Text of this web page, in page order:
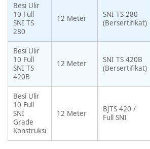
Besi Ulir
10 Full
SNI TS
280
12 Meter
SNI TS 280
(Bersertifikat)
Besi Ulir
10 Full
SNI TS
420B
12 Meter
SNI TS 420B
(Bersertifikat)
Besi Ulir
10 Full
SNI
Grade
Konstruksi
12 Meter
BJTS 420 /
Full SNI